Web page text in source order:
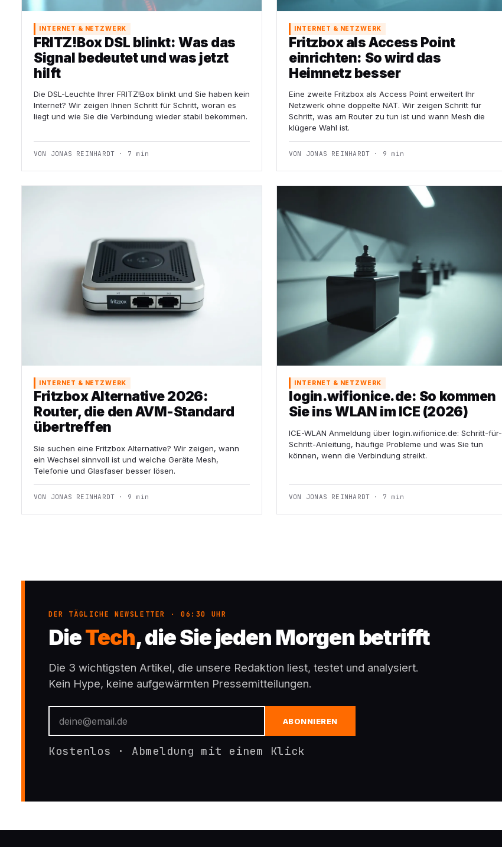
INTERNET & NETZWERK
FRITZ!Box DSL blinkt: Was das
Signal bedeutet und was jetzt
hilft
Die DSL-Leuchte Ihrer FRITZ!Box blinkt und Sie haben kein
Internet? Wir zeigen Ihnen Schritt für Schritt, woran es
liegt und wie Sie die Verbindung wieder stabil bekommen.
VON JONAS REINHARDT · 7 min
INTERNET & NETZWERK
Fritzbox als Access Point
einrichten: So wird das
Heimnetz besser
Eine zweite Fritzbox als Access Point erweitert Ihr
Netzwerk ohne doppelte NAT. Wir zeigen Schritt für
Schritt, was am Router zu tun ist und wann Mesh die
klügere Wahl ist.
VON JONAS REINHARDT · 9 min
INTERNET & NETZWERK
Fritzbox Alternative 2026:
Router, die den AVM-Standard
übertreffen
Sie suchen eine Fritzbox Alternative? Wir zeigen, wann
ein Wechsel sinnvoll ist und welche Geräte Mesh,
Telefonie und Glasfaser besser lösen.
VON JONAS REINHARDT · 9 min
INTERNET & NETZWERK
login.wifionice.de: So kommen
Sie ins WLAN im ICE (2026)
ICE-WLAN Anmeldung über login.wifionice.de: Schritt-für-
Schritt-Anleitung, häufige Probleme und was Sie tun
können, wenn die Verbindung streikt.
VON JONAS REINHARDT · 7 min
DER TÄGLICHE NEWSLETTER · 06:30 UHR
DieTech, die Sie jeden Morgen betrifft
Die 3 wichtigsten Artikel, die unsere Redaktion liest, testet und analysiert.
Kein Hype, keine aufgewärmten Pressemitteilungen.
ABONNIEREN
Kostenlos · Abmeldung mit einem Klick